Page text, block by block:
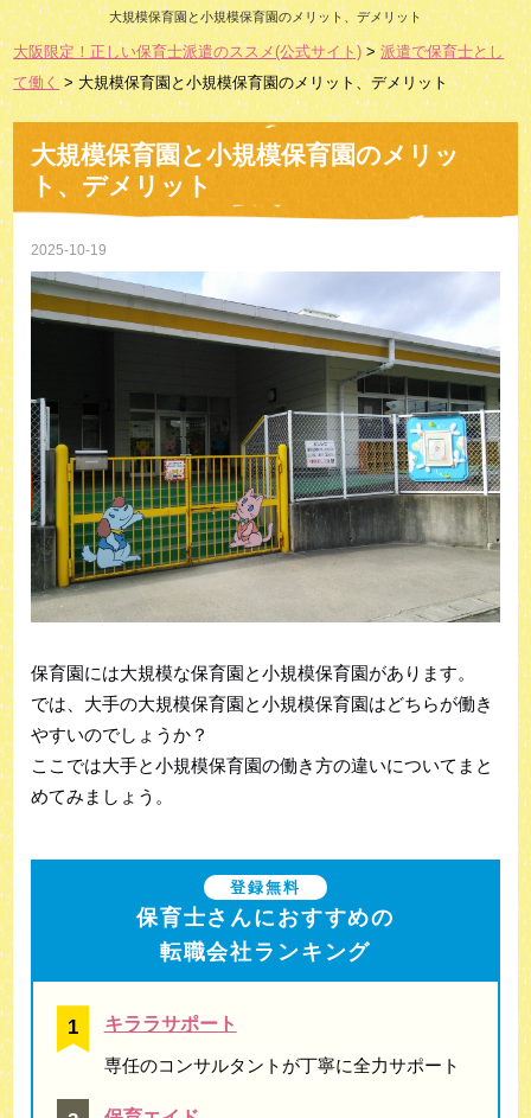
大規模保育園と小規模保育園のメリット、デメリット
大阪限定！正しい保育士派遣のススメ(公式サイト)>派遣で保育士とし
て働く> 大規模保育園と小規模保育園のメリット、デメリット
大規模保育園と小規模保育園のメリッ
ト、デメリット
2025-10-19
保育園には大規模な保育園と小規模保育園があります。
では、大手の大規模保育園と小規模保育園はどちらが働き
やすいのでしょうか？
ここでは大手と小規模保育園の働き方の違いについてまと
めてみましょう。
登録無料
保育士さんにおすすめの
転職会社ランキング
キララサポート
専任のコンサルタントが丁寧に全力サポート